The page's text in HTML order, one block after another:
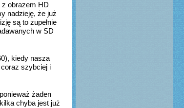
z obrazem HD
nadzieję, że już
są to zupełnie
w SD
kiedy nasza
szybciej i
żaden
chyba jest już